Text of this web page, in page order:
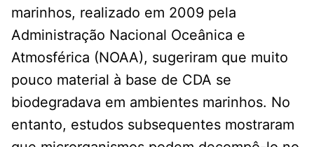
marinhos, realizado em 2009 pela
Administração Nacional Oceânica e
Atmosférica (NOAA), sugeriram que muito
pouco material à base de CDA se
biodegradava em ambientes marinhos. No
entanto, estudos subsequentes mostraram